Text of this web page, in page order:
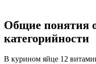
Общие понятия
категорийности
В курином яйце 12